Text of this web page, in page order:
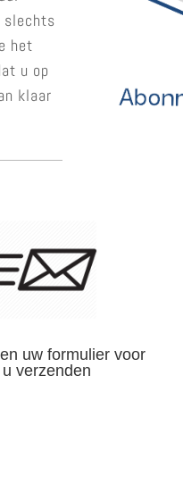
slechts
het
u op
klaar
uw formulier voor
u verzenden